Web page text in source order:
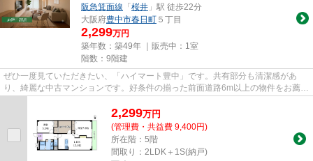
阪急箕面線 「 桜井 」駅 徒歩22分
大阪府豊中市春日町 ５丁目
2,299万円
築年数：築49年 ｜販売中： 1室
階数：9階建
ぜひ一度見ていただきたい、「ハイマート豊中」です。共有部分も清潔感があ
り、綺麗な中古マンションです。好条件の揃った前面道路6m以上の物件をお薦め
2,299万円
(管理費・共益費 9,400円)
所在階：5階
間取り：2LDK＋1S(納戸)